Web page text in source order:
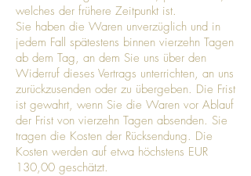
welches der frühere Zeitpunkt ist.
Sie haben die Waren unverzüglich und in
jedem Fall spätestens binnen vierzehn Tagen
ab dem Tag, an dem Sie uns über den
Widerruf dieses Vertrags unterrichten, an uns
zurückzusenden oder zu übergeben. Die Frist
ist gewahrt, wenn Sie die Waren vor Ablauf
der Frist von vierzehn Tagen absenden. Sie
tragen die Kosten der Rücksendung. Die
Kosten werden auf etwa höchstens EUR
130,00 geschätzt.